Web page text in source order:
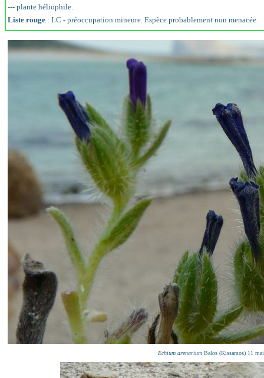
--- plante héliophile.
Liste rouge : LC - préoccupation mineure. Espèce probablement non menacée.
Echium arenarium Balos (Kissamos) 11